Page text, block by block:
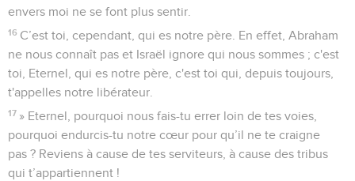
envers moi ne se font plus sentir.
16 C’est toi, cependant, qui es notre père. En effet, Abraham
ne nous connaît pas et Israël ignore qui nous sommes ; c'est
toi, Eternel, qui es notre père, c'est toi qui, depuis toujours,
t'appelles notre libérateur.
17 » Eternel, pourquoi nous fais-tu errer loin de tes voies,
pourquoi endurcis-tu notre cœur pour qu’il ne te craigne
pas ? Reviens à cause de tes serviteurs, à cause des tribus
qui t’appartiennent !